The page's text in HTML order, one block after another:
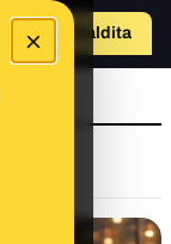
×
Hazte Maldito